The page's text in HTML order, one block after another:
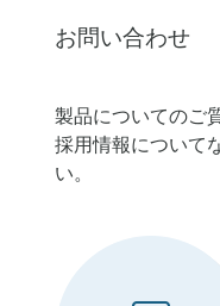
お問い合わせ
製品についてのご
採用情報について
い。